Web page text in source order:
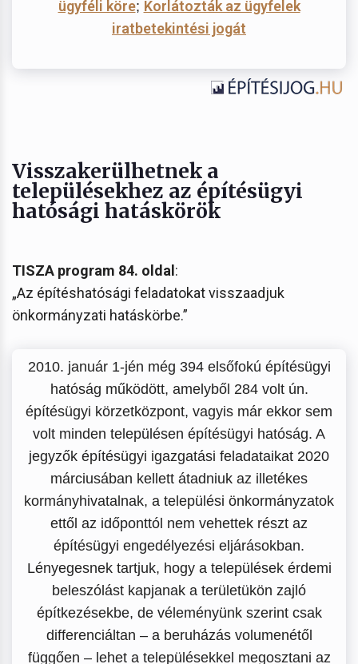
ügyféli köre; Korlátozták az ügyfelek
iratbetekintési jogát
Visszakerülhetnek a
településekhez az építésügyi
hatósági hatáskörök
TISZA program 84. oldal :
„Az építéshatósági feladatokat visszaadjuk
önkormányzati hatáskörbe.”
2010. január 1-jén még 394 elsőfokú építésügyi
hatóság működött, amelyből 284 volt ún.
építésügyi körzetközpont, vagyis már ekkor sem
volt minden településen építésügyi hatóság. A
jegyzők építésügyi igazgatási feladataikat 2020
márciusában kellett átadniuk az illetékes
kormányhivatalnak, a települési önkormányzatok
ettől az időponttól nem vehettek részt az
építésügyi engedélyezési eljárásokban.
Lényegesnek tartjuk, hogy a települések érdemi
beleszólást kapjanak a területükön zajló
építkezésekbe, de véleményünk szerint csak
differenciáltan – a beruházás volumenétől
függően – lehet a településekkel megosztani az